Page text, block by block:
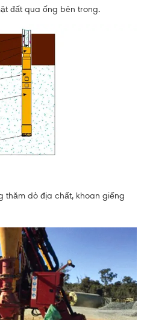
đất qua ống bên trong.
thăm dò địa chất, khoan giếng